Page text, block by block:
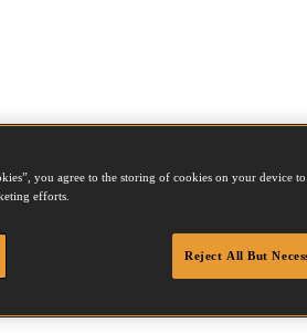
you agree to the storing of cookies on your device
efforts.
Reject All But